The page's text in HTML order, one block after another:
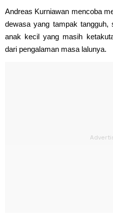
Andreas Kurniawan mencoba
dewasa yang tampak tangguh,
anak kecil yang masih
dari pengalaman masa lalunya.